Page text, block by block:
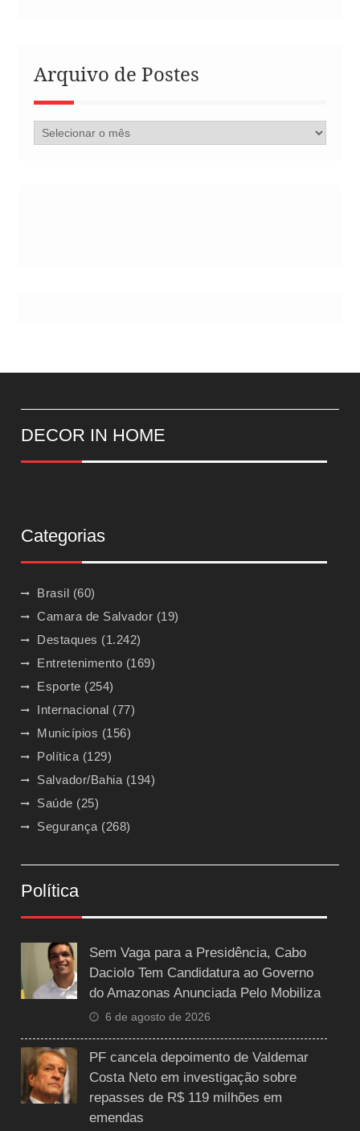
Arquivo de Postes
Arquivo
de
DECOR IN HOME
Categorias
Brasil (60)
Camara de Salvador (19)
Destaques (1.242)
Entretenimento (169)
Esporte (254)
Internacional (77)
Municípios (156)
Política (129)
Salvador/Bahia (194)
Saúde (25)
Segurança (268)
Política
Sem Vaga para a Presidência, Cabo
Daciolo Tem Candidatura ao Governo
do Amazonas Anunciada Pelo Mobiliza
6 de agosto de 2026
PF cancela depoimento de Valdemar
Costa Neto em investigação sobre
repasses de R$ 119 milhões em
emendas